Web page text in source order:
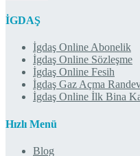
İGDAŞ
İgdaş Online Abonelik
İgdaş Online Sözleşme
İgdaş Online Fesih
İgdaş Gaz Açma
İgdaş Online İlk Bina
Hızlı Menü
Blog